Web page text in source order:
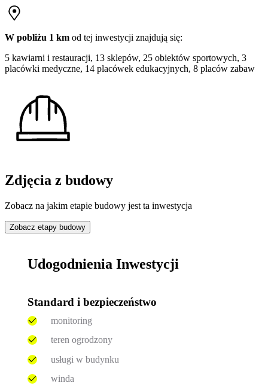
W pobliżu 1 km od tej inwestycji znajdują się:
5 kawiarni i restauracji, 13 sklepów, 25 obiektów sportowych, 3
placówki medyczne, 14 placówek edukacyjnych, 8 placów zabaw
Zdjęcia z budowy
Zobacz na jakim etapie budowy jest ta inwestycja
Zobacz etapy budowy
Udogodnienia Inwestycji
Standard i bezpieczeństwo
monitoring
teren ogrodzony
usługi w budynku
winda